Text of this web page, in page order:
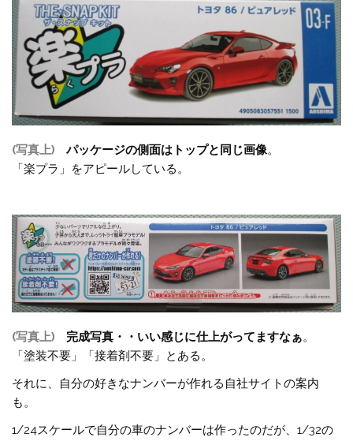
(写真上) パッケージの側面はトップと同じ画像。
「楽プラ」をアピールしている。
(写真上) 完成写真・・いい感じに仕上がってますなぁ。
「塗装不要」「接着剤不要」とある。
それに、自分の好きなナンバーが作れる自社サイトの案内
も。
1/24スケールで自分の車のナンバーは作ったのだが、1/32の